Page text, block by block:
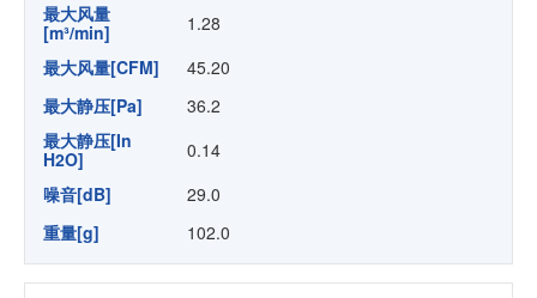
最大风量
[m³/min]
1.28
最大风量[CFM]
45.20
最大静压[Pa]
36.2
最大静压[In
H2O]
0.14
噪音[dB]
29.0
重量[g]
102.0